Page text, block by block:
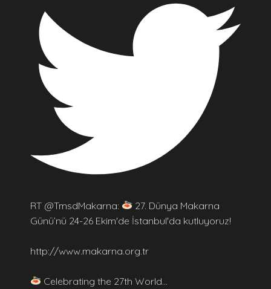
RT @TmsdMakarna:
27. Dünya Makarna
Günü’nü 24-26 Ekim'de İstanbul'da kutluyoruz!
http://www.makarna.org.tr
Celebrating the 27th World…